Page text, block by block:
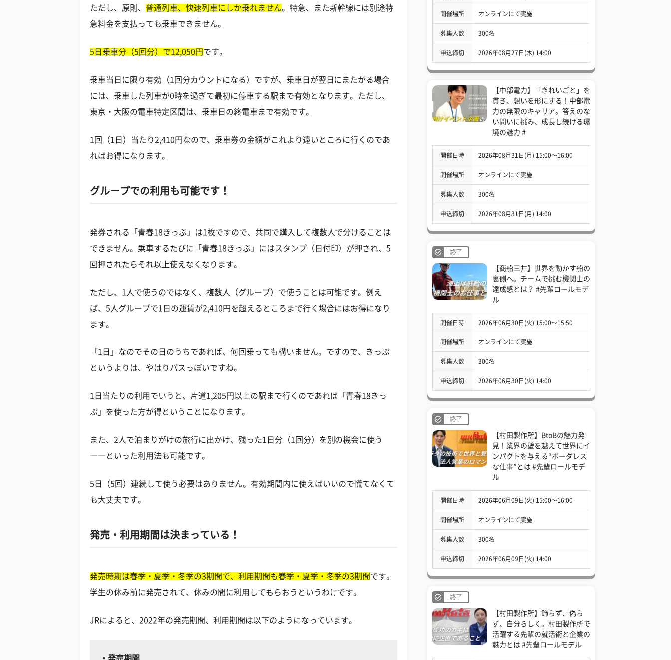
ただし、原則、 普通列車、快速列車にしか乗れません。特急、また新幹線には別途特
急料金を支払っても乗車できません。
5日乗車分（5回分）で12,050円です。
乗車当日に限り有効（1回分カウントになる）ですが、乗車日が翌日にまたがる場合
には、乗車した列車が0時を過ぎて最初に停車する駅まで有効となります。ただし、
東京・大阪の電車特定区間は、乗車日の終電車まで有効です。
1回（1日）当たり2,410円なので、乗車券の金額がこれより遠いところに行くのであ
ればお得になります。
グループでの利用も可能です！
発券される「青春18きっぷ」は1枚ですので、共同で購入して複数人で分けることは
できません。乗車するたびに「青春18きっぷ」にはスタンプ（日付印）が押され、5
回押されたらそれ以上使えなくなります。
ただし、1人で使うのではなく、複数人（グループ）で使うことは可能です。例え
ば、5人グループで1日の運賃が2,410円を超えるところまで行く場合にはお得になり
ます。
「1日」なのでその日のうちであれば、何回乗っても構いません。ですので、きっぷ
というよりは、やはりパスっぽいですね。
1日当たりの利用でいうと、片道1,205円以上の駅まで行くのであれば「青春18きっ
ぷ」を使った方が得ということになります。
また、2人で泊まりがけの旅行に出かけ、残った1日分（1回分）を別の機会に使う
――といった利用法も可能です。
5日（5回）連続して使う必要はありません。有効期間内に使えばいいので慌てなくて
も大丈夫です。
発売・利用期間は決まっている！
発売時期は春季・夏季・冬季の3期間で、利用期間も春季・夏季・冬季の3期間です。
学生の休み前に発売されて、休みの間に利用してもらおうというわけです。
JRによると、2022年の発売期間、利用期間は以下のようになっています。
・発売期間
開催場所 オンラインにて実施
募集人数 300名
申込締切 2026年08月27日(木) 14:00
【中部電力】「きれいごと」を
貫き、想いを形にする！中部電
力の無限のキャリア。答えのな
い問いに挑み、成長し続ける環
境の魅力 #
開催日時 2026年08月31日(月) 15:00〜16:00
開催場所 オンラインにて実施
募集人数 300名
申込締切 2026年08月31日(月) 14:00
終了
【商船三井】世界を動かす船の
裏側へ。チームで挑む機関士の
達成感とは？ #先輩ロールモデ
ル
開催日時 2026年06月30日(火) 15:00〜15:50
開催場所 オンラインにて実施
募集人数 300名
申込締切 2026年06月30日(火) 14:00
終了
【村田製作所】BtoBの魅力発
見！業界の壁を越えて世界にイ
ンパクトを与える“ボーダレス
な仕事”とは #先輩ロールモデ
ル
開催日時 2026年06月09日(火) 15:00〜16:00
開催場所 オンラインにて実施
募集人数 300名
申込締切 2026年06月09日(火) 14:00
終了
【村田製作所】飾らず、偽ら
ず、自分らしく。村田製作所で
活躍する先輩の就活術と企業の
魅力とは #先輩ロールモデル